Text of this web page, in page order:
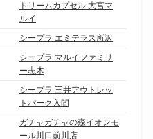
ドリームカプセル 大宮マ
ルイ
シープラ エミテラス所沢
シープラ マルイファミリ
ー志木
シープラ 三井アウトレッ
トパーク入間
ガチャガチャの森イオンモ
ール川口前川店